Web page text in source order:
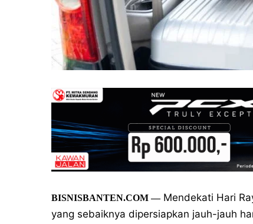
BISNISBANTEN.COM —Mendekati Hari
yang sebaiknya dipersiapkan jauh-jauh